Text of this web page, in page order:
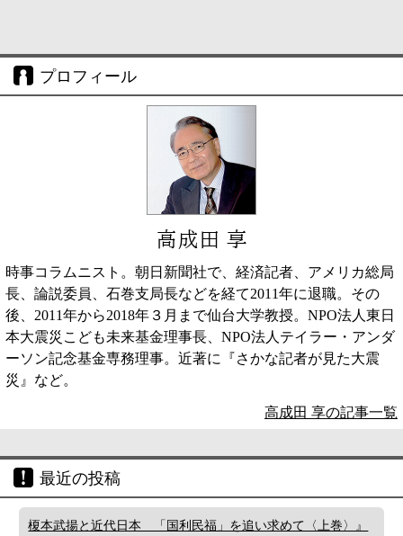
プロフィール
高成田 享
時事コラムニスト。朝日新聞社で、経済記者、アメリカ総局
長、論説委員、石巻支局長などを経て2011年に退職。その
後、2011年から2018年３月まで仙台大学教授。NPO法人東日
本大震災こども未来基金理事長、NPO法人テイラー・アンダ
ーソン記念基金専務理事。近著に『さかな記者が見た大震
災』など。
高成田 享の記事一覧
最近の投稿
榎本武揚と近代日本 「国利民福」を追い求めて〈上巻〉』